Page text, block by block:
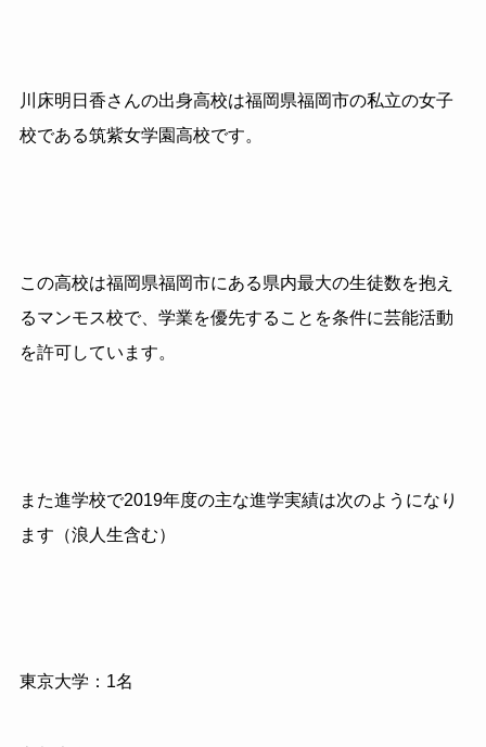
川床明日香さんの出身高校は福岡県福岡市の私立の女子
校である筑紫女学園高校です。
この高校は福岡県福岡市にある県内最大の生徒数を抱え
るマンモス校で、学業を優先することを条件に芸能活動
を許可しています。
また進学校で2019年度の主な進学実績は次のようになり
ます（浪人生含む）
東京大学：1名